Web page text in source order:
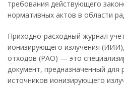
требования действующего
нормативных актов в области
Приходно-расходный журнал
ионизирующего излучения
отходов (РАО) — это
документ, предназначенный для
источников ионизирующего